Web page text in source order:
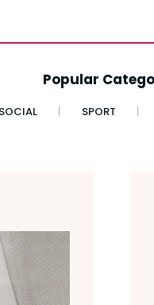
Popular
SOCIAL SPORT